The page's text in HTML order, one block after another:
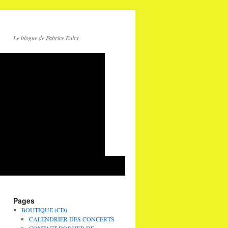
Le blogue de Fabrice Eulry
Pages
BOUTIQUE (CD)
CALENDRIER DES CONCERTS